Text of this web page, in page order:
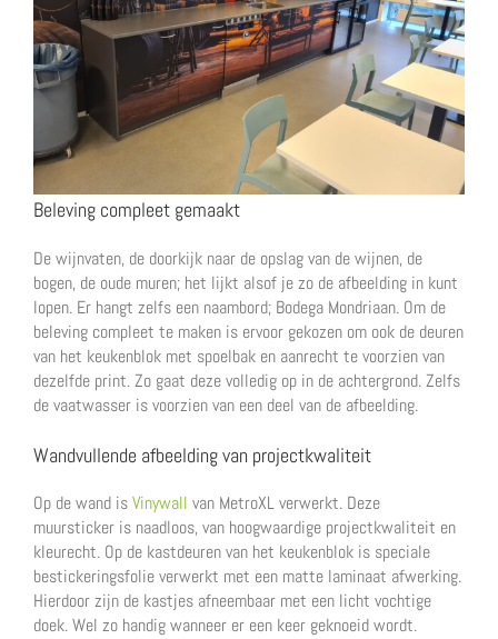
Beleving compleet gemaakt
De wijnvaten, de doorkijk naar de opslag van de wijnen, de
bogen, de oude muren; het lijkt alsof je zo de afbeelding in kunt
lopen. Er hangt zelfs een naambord; Bodega Mondriaan. Om de
beleving compleet te maken is ervoor gekozen om ook de deuren
van het keukenblok met spoelbak en aanrecht te voorzien van
dezelfde print. Zo gaat deze volledig op in de achtergrond. Zelfs
de vaatwasser is voorzien van een deel van de afbeelding.
Wandvullende afbeelding van projectkwaliteit
Op de wand isVinywall van MetroXL verwerkt. Deze
muursticker is naadloos, van hoogwaardige projectkwaliteit en
kleurecht. Op de kastdeuren van het keukenblok is speciale
bestickeringsfolie verwerkt met een matte laminaat afwerking.
Hierdoor zijn de kastjes afneembaar met een licht vochtige
doek. Wel zo handig wanneer er een keer geknoeid wordt.